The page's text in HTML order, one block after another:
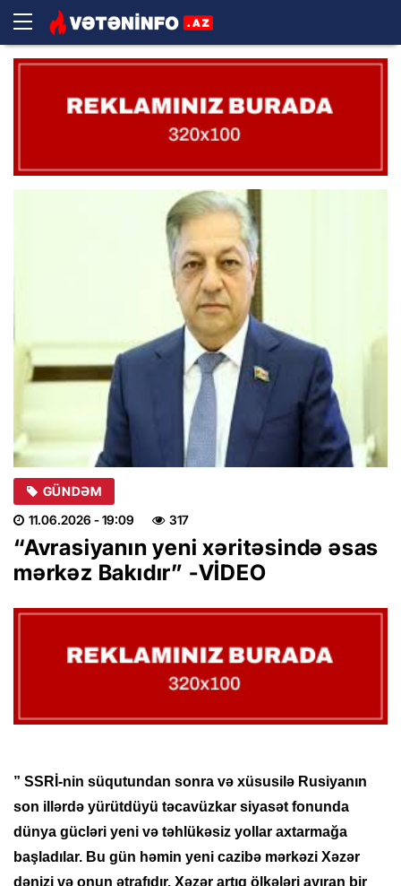
GÜNDƏM
11.06.2026 - 19:09 317
“Avrasiyanın yeni xəritəsində əsas
mərkəz Bakıdır” -VİDEO
” SSRİ-nin süqutundan sonra və xüsusilə Rusiyanın
son illərdə yürütdüyü təcavüzkar siyasət fonunda
dünya gücləri yeni və təhlükəsiz yollar axtarmağa
başladılar. Bu gün həmin yeni cazibə mərkəzi Xəzər
dənizi və onun ətrafıdır. Xəzər artıq ölkələri ayıran bir